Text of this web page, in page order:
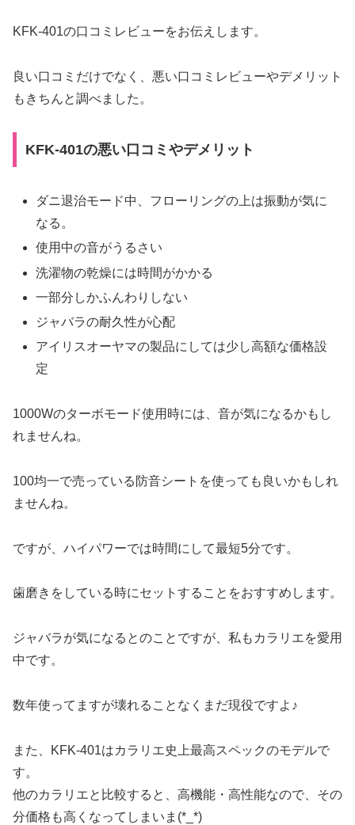
KFK-401の口コミレビューをお伝えします。
良い口コミだけでなく、悪い口コミレビューやデメリット
もきちんと調べました。
KFK-401の悪い口コミやデメリット
ダニ退治モード中、フローリングの上は振動が気に
なる。
使用中の音がうるさい
洗濯物の乾燥には時間がかかる
一部分しかふんわりしない
ジャバラの耐久性が心配
アイリスオーヤマの製品にしては少し高額な価格設
定
1000Wのターボモード使用時には、音が気になるかもし
れませんね。
100均一で売っている防音シートを使っても良いかもしれ
ませんね。
ですが、ハイパワーでは時間にして最短5分です。
歯磨きをしている時にセットすることをおすすめします。
ジャバラが気になるとのことですが、私もカラリエを愛用
中です。
数年使ってますが壊れることなくまだ現役ですよ♪
また、KFK-401はカラリエ史上最高スペックのモデルで
す。
他のカラリエと比較すると、高機能・高性能なので、その
分価格も高くなってしまいま(*_*)